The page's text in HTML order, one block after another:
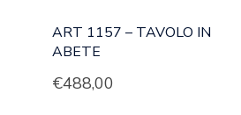
ART 1157 – TAVOLO IN
ABETE
€488,00